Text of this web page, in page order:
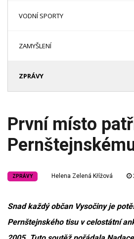
VODNÍ SPORTY
ZAMYŠLENÍ
ZPRÁVY
První místo
ZPRÁVY Helena Zelená Křížová
Snad každý občan Vysočiny je
Pernštejnského tisu v celostátní